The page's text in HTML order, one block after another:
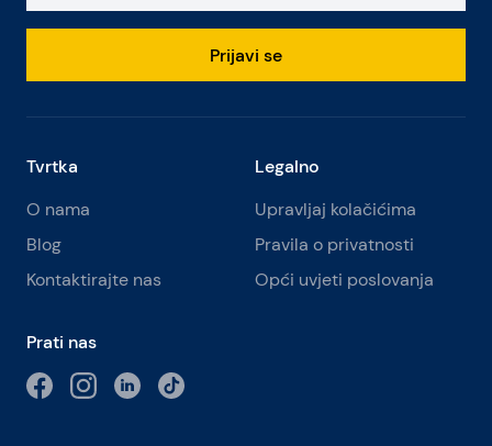
Prijavi se
Tvrtka
O nama
Blog
Kontaktirajte nas
Legalno
Upravljaj kolačićima
Pravila o privatnosti
Opći uvjeti poslovanja
Prati nas